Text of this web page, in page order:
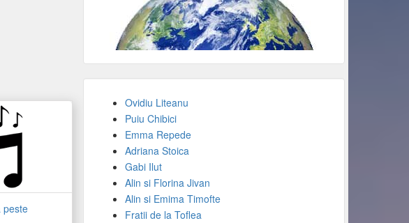
peste
Ovidiu Liteanu
Puiu Chibici
Emma Repede
Adriana Stoica
Gabi Ilut
Alin si Florina Jivan
Alin si Emima Timofte
Fratii de la Toflea